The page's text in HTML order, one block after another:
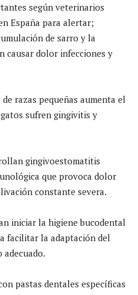
según veterinarios
España para alertar;
de sarro y la
causar dolor infecciones y
razas pequeñas aumenta el
sufren gingivitis y
gingivoestomatitis
que provoca dolor
constante severa.
iniciar la higiene bucodental
facilitar la adaptación del
pastas dentales específicas